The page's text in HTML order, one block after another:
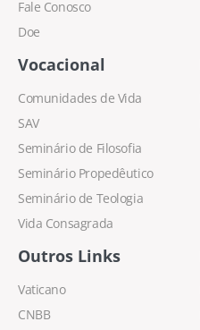
Fale Conosco
Doe
Vocacional
Comunidades de Vida
SAV
Seminário de Filosofia
Seminário Propedêutico
Seminário de Teologia
Vida Consagrada
Outros Links
Vaticano
CNBB